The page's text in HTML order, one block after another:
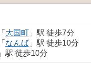
「 大国町」駅 徒歩7分
「 なんば」駅 徒歩10分
」駅 徒歩10分